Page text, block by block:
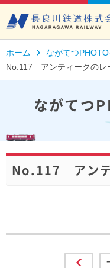
ホーム
ながてつ
No.117 アンティークのレ
ながてつ
No.117 アンテ